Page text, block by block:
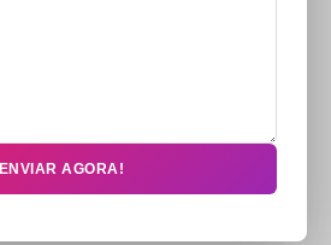
ENVIAR AGORA!